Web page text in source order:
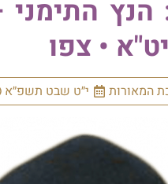
הנץ
• צפו
המאורות י״ט שבט תשפ״א